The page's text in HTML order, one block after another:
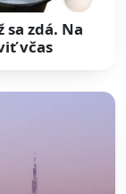
sa zdá. Na
včas